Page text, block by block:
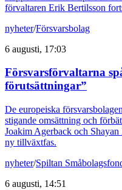
förvaltaren Erik Bertilsson
nyheter/Försvarsbolag
6 augusti, 17:03
Försvarsförvaltarna
förutsättningar”
De europeiska
stigande omsättning och
Joakim Agerback och
ny tillväxtfas.
nyheter/Spiltan
6 augusti, 14:51